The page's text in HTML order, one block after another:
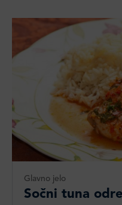
Glavno jelo
Sočni tuna